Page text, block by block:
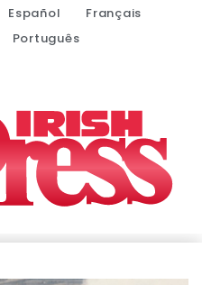
Español
Français
Português